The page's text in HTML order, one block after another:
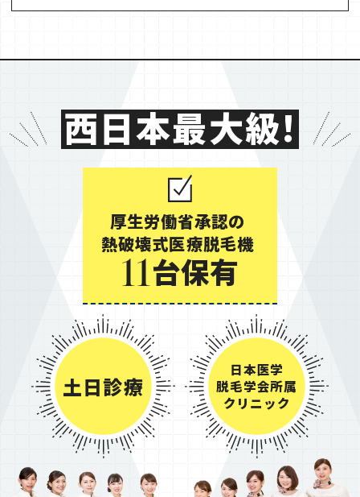
・針は最終施術から1年間保管させてい
具ははずしていただきます
・デザインの作成（ヒゲ・VIO・眉な
ど）は、対応できませんのでご了承くだ
・以下のかたは施術できません
妊娠授乳中、金属アレルギーのかた、て
使用中のかた、体内に金属プレートのあ
るかた、アートメイク、タトゥー部分
西日本最大級!
厚生労働省承認の
熱破壊式医療脱毛機
11台保有
土日診療
日本医学
脱毛学会所属
クリニック